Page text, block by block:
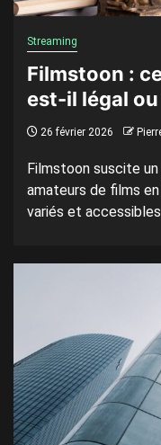
Streaming
Filmstoon :
est-il légal
26 février 2026
Filmstoon suscite
amateurs de films
variés et